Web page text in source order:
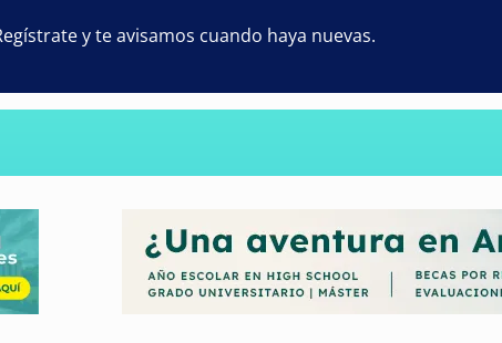
y te avisamos cuando haya nuevas.